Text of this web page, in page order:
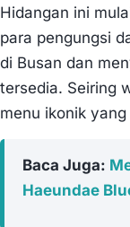
Hidangan ini
para pengungsi
di Busan dan
tersedia. Seiring
menu ikonik
Baca Juga:
Haeundae